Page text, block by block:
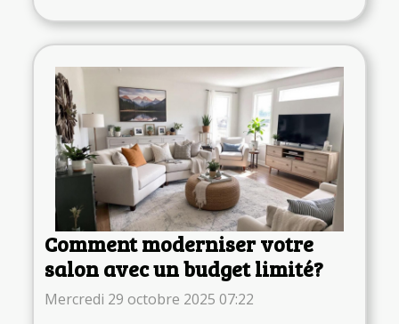
Comment moderniser votre
salon avec un budget limité?
Mercredi 29 octobre 2025 07:22